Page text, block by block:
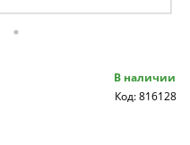
В наличии
Код: 816128